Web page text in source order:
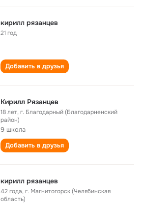
кирилл рязанцев
21 год
Добавить в друзья
Кирилл Рязанцев
18 лет,г. Благодарный (Благодарненский
район)
9 школа
Добавить в друзья
кирилл рязанцев
42 года,г. Магнитогорск (Челябинская
область)